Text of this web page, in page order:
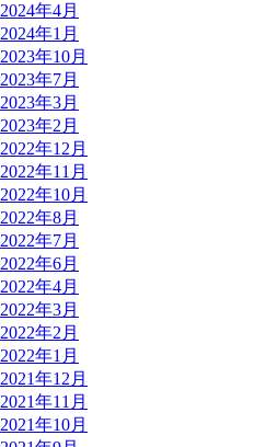
2024年4月
2024年1月
2023年10月
2023年7月
2023年3月
2023年2月
2022年12月
2022年11月
2022年10月
2022年8月
2022年7月
2022年6月
2022年4月
2022年3月
2022年2月
2022年1月
2021年12月
2021年11月
2021年10月